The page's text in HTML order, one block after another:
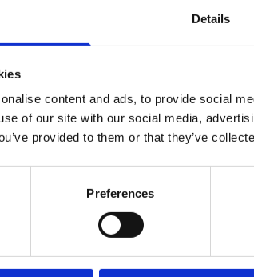
Details
content and ads, to provide social
of our site with our social media,
provided to them or that they’ve
Preferences